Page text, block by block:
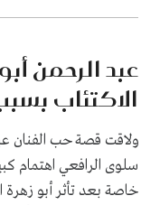
عبد الرحمن
الاكتئاب
ولاقت قصة حب الفنان
سلوى الرافعي اهتمام
خاصة بعد تأثر أبو زهرة